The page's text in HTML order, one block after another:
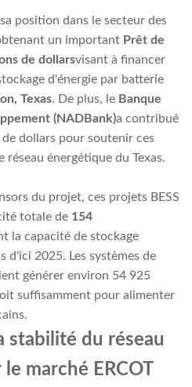
position dans le secteur des
un important Prêt de
de dollarsvisant à financer
d'énergie par batterie
Texas. De plus, le Banque
(NADBank)a contribué
dollars pour soutenir ces
énergétique du Texas.
du projet, ces projets BESS
totale de 154
la capacité de stockage
d'ici 2025. Les systèmes de
générer environ 54 925
suffisamment pour alimenter
stabilité du réseau
le marché ERCOT